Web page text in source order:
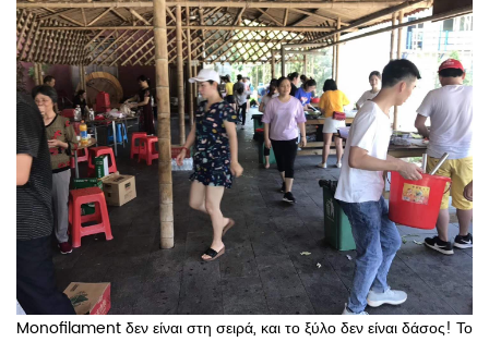
Monofilament δεν είναι στη σειρά, και το ξύλο δεν είναι δάσος! Το